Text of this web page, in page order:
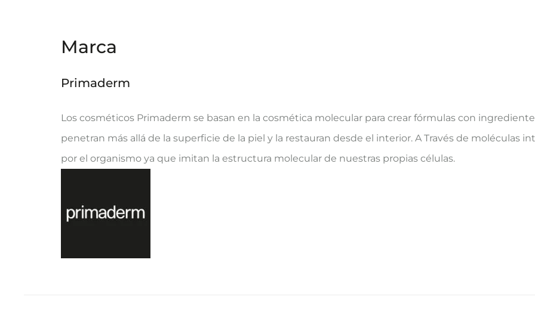
Marca
Primaderm
Los cosméticos Primaderm se basan en la cosmética molecular para crear fórmulas con
penetran más allá de la superficie de la piel y la restauran desde el interior. A Través de moléculas
por el organismo ya que imitan la estructura molecular de nuestras propias células.